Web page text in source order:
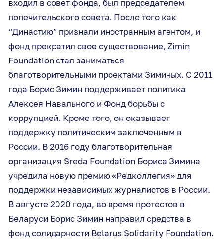
входил в совет фонда, был председателем
попечительского совета. После того как
“Династию” признали иностранным агентом, и
фонд прекратил свое существование, Zimin
Foundationстал заниматься
благотворительными проектами Зиминых. С 2011
года Борис Зимин поддерживает политика
Алексея Навального и Фонд борьбы с
коррупцией. Кроме того, он оказывает
поддержку политическим заключенным в
России. В 2016 году благотворительная
организация Sreda Foundation Бориса Зимина
учредила новую премию «Редколлегия» для
поддержки независимых журналистов в России.
В августе 2020 года, во время протестов в
Беларуси Борис Зимин направил средства в
фонд солидарности Belarus Solidarity Foundation.